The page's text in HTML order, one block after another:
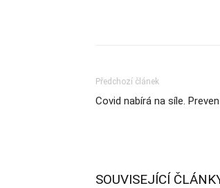
Předchozí článek
Covid nabírá na síle.
SOUVISEJÍCÍ